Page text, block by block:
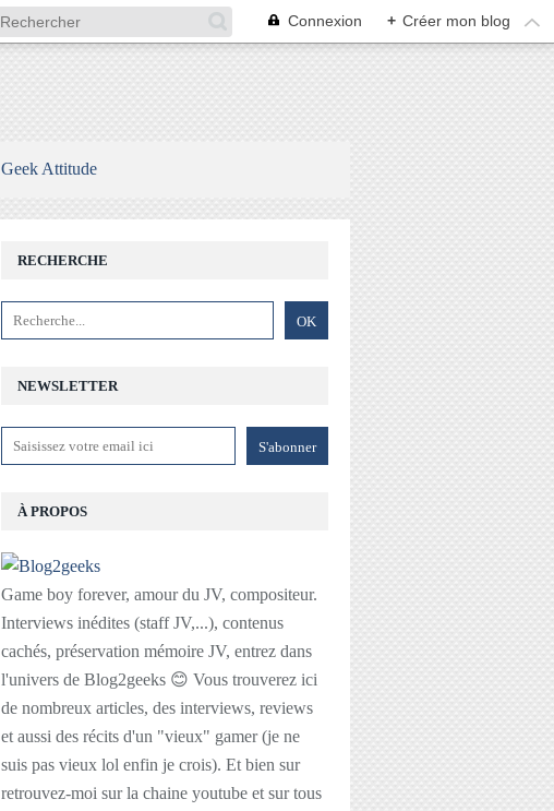
Connexion + Créer mon blog
Geek Attitude
NEWSLETTER
RECHERCHE
À PROPOS
Game boy forever, amour du JV, compositeur.
Interviews inédites (staff JV,...), contenus
cachés, préservation mémoire JV, entrez dans
l'univers de Blog2geeks 😊 Vous trouverez ici
de nombreux articles, des interviews, reviews
et aussi des récits d'un "vieux" gamer (je ne
suis pas vieux lol enfin je crois). Et bien sur
retrouvez-moi sur la chaine youtube et sur tous